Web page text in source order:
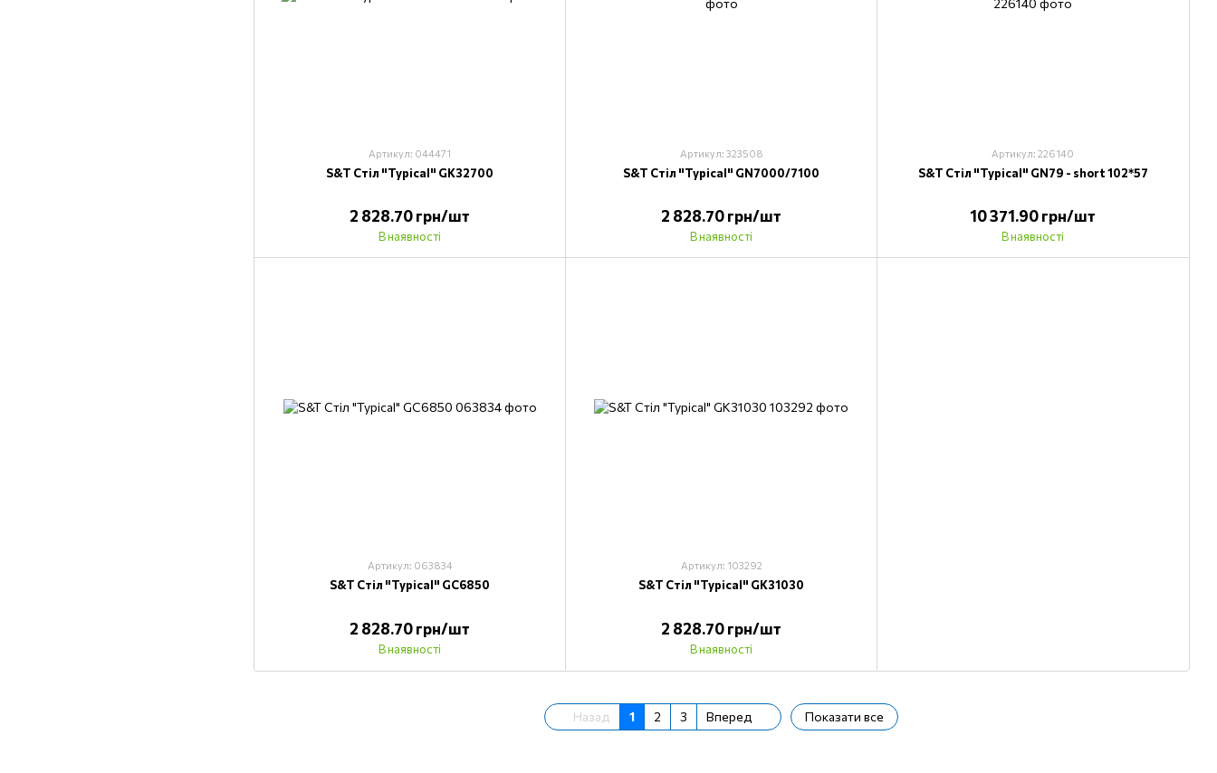
Артикул: 044471
S&T Стіл "Typical" GK32700
2 828.70 грн/шт
В наявності
Артикул: 323508
S&T Стіл "Typical" GN7000/7100
2 828.70 грн/шт
В наявності
Артикул: 226140
S&T Стіл "Typical" GN79 - short 102*57
10 371.90 грн/шт
В наявності
Артикул: 063834
S&T Стіл "Typical" GC6850
2 828.70 грн/шт
В наявності
Артикул: 103292
S&T Стіл "Typical" GK31030
2 828.70 грн/шт
В наявності
Назад 1 2 3 Вперед Показати все